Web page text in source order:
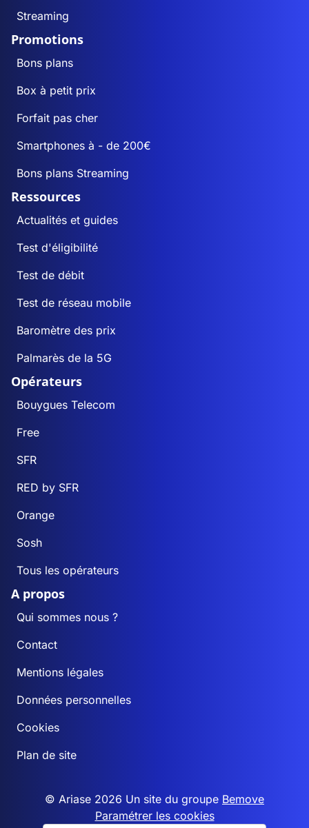
Streaming
Promotions
Bons plans
Box à petit prix
Forfait pas cher
Smartphones à - de 200€
Bons plans Streaming
Ressources
Actualités et guides
Test d'éligibilité
Test de débit
Test de réseau mobile
Baromètre des prix
Palmarès de la 5G
Opérateurs
Bouygues Telecom
Free
SFR
RED by SFR
Orange
Sosh
Tous les opérateurs
A propos
Qui sommes nous ?
Contact
Mentions légales
Données personnelles
Cookies
Plan de site
© Ariase 2026 Un site du groupe Bemove
Paramétrer les cookies